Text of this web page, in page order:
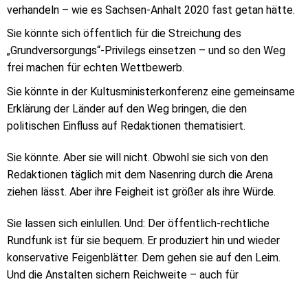
verhandeln – wie es Sachsen-Anhalt 2020 fast getan hätte.
Sie könnte sich öffentlich für die Streichung des
„Grundversorgungs“-Privilegs einsetzen – und so den Weg
frei machen für echten Wettbewerb.
Sie könnte in der Kultusministerkonferenz eine gemeinsame
Erklärung der Länder auf den Weg bringen, die den
politischen Einfluss auf Redaktionen thematisiert.
Sie könnte. Aber sie will nicht. Obwohl sie sich von den
Redaktionen täglich mit dem Nasenring durch die Arena
ziehen lässt. Aber ihre Feigheit ist größer als ihre Würde.
Sie lassen sich einlullen. Und: Der öffentlich-rechtliche
Rundfunk ist für sie bequem. Er produziert hin und wieder
konservative Feigenblätter. Dem gehen sie auf den Leim.
Und die Anstalten sichern Reichweite – auch für